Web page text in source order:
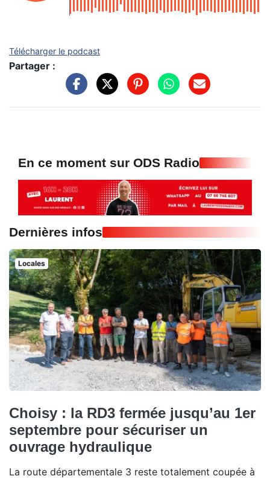
Télécharger le podcast
Partager :
En ce moment sur ODS Radio
Dernières infos
Locales
Choisy : la RD3 fermée jusqu’au 1er
septembre pour sécuriser un
ouvrage hydraulique
La route départementale 3 reste totalement coupée à